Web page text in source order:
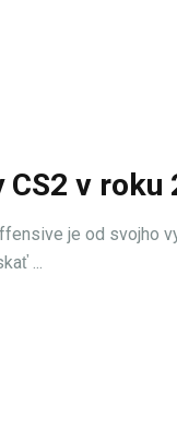
v roku
je od svojho
...